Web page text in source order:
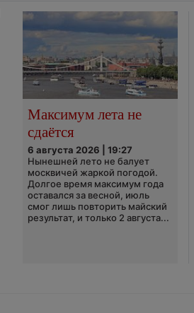
Максимум лета не
сдаётся
6 августа 2026 | 19:27
Нынешней лето не балует
москвичей жаркой погодой.
Долгое время максимум года
оставался за весной, июль
смог лишь повторить майский
результат, и только 2 августа...